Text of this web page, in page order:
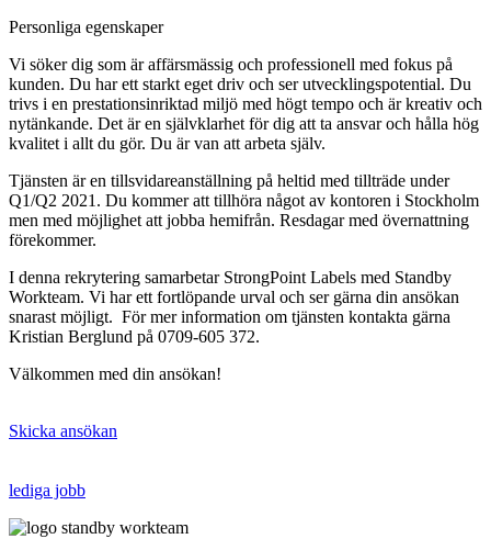
Personliga egenskaper
Vi söker dig som är affärsmässig och professionell med fokus på
kunden. Du har ett starkt eget driv och ser utvecklingspotential. Du
trivs i en prestationsinriktad miljö med högt tempo och är kreativ och
nytänkande. Det är en självklarhet för dig att ta ansvar och hålla hög
kvalitet i allt du gör. Du är van att arbeta själv.
Tjänsten är en tillsvidareanställning på heltid med tillträde under
Q1/Q2 2021. Du kommer att tillhöra något av kontoren i Stockholm
men med möjlighet att jobba hemifrån. Resdagar med övernattning
förekommer.
I denna rekrytering samarbetar StrongPoint Labels med Standby
Workteam. Vi har ett fortlöpande urval och ser gärna din ansökan
snarast möjligt. För mer information om tjänsten kontakta gärna
Kristian Berglund på 0709-605 372.
Välkommen med din ansökan!
Skicka ansökan
lediga jobb